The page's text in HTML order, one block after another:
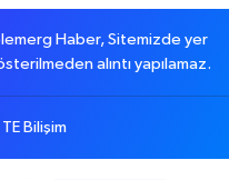
Haber, Sitemizde yer
alıntı yapılamaz.
TE Bilişim